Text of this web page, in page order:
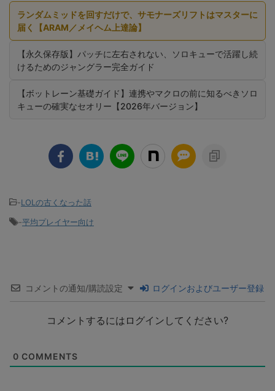
ランダムミッドを回すだけで、サモナーズリフトはマスターに
届く【ARAM／メイヘム上達論】
【永久保存版】パッチに左右されない、ソロキューで活躍し続
けるためのジャングラー完全ガイド
【ボットレーン基礎ガイド】連携やマクロの前に知るべきソロ
キューの確実なセオリー【2026年バージョン】
-LOLの古くなった話
-平均プレイヤー向け
コメントの通知/購読設定 ログインおよびユーザー登録
コメントするにはログインしてください?
0 COMMENTS